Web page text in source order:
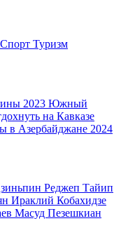
Спорт Туризм
2023 Южный
на Кавказе
в Азербайджане 2024
Реджеп Тайип
Ираклий Кобахидзе
Масуд Пезешкиан